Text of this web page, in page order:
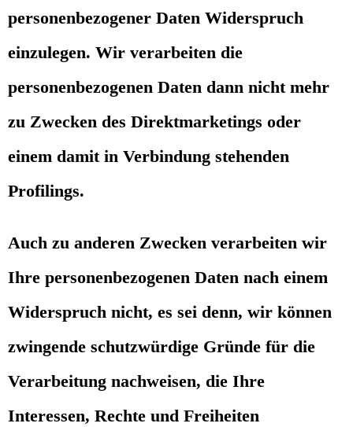
personenbezogener Daten Widerspruch
einzulegen. Wir verarbeiten die
personenbezogenen Daten dann nicht mehr
zu Zwecken des Direktmarketings oder
einem damit in Verbindung stehenden
Profilings.
Auch zu anderen Zwecken verarbeiten wir
Ihre personenbezogenen Daten nach einem
Widerspruch nicht, es sei denn, wir können
zwingende schutzwürdige Gründe für die
Verarbeitung nachweisen, die Ihre
Interessen, Rechte und Freiheiten